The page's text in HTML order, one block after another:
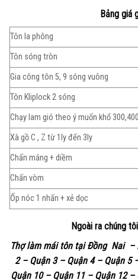
Bảng giá
Tôn la phông
Tôn sóng tròn
Gia công tôn 5, 9 sóng vuông
Tôn Kliplock 2 sóng
Chạy lam gió theo ý muốn khổ 300,400
Xà gồ C , Z từ 1ly đến 3ly
Chấn máng + diềm
Chấn vòm
Ốp nóc 1 nhấn + xẻ dọc
Ngoài ra chúng
Thợ làm mái tôn tại Đồng Nai
2 – Quận 3 – Quận 4 – Quận 5
Quận 10 – Quận 11 – Quận 12